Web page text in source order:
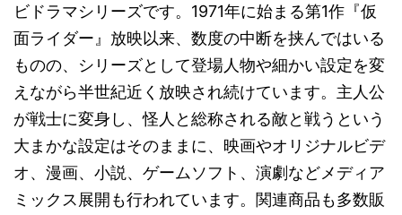
ビドラマシリーズです。1971年に始まる第1作『仮
面ライダー』放映以来、数度の中断を挟んではいる
ものの、シリーズとして登場人物や細かい設定を変
えながら半世紀近く放映され続けています。主人公
が戦士に変身し、怪人と総称される敵と戦うという
大まかな設定はそのままに、映画やオリジナルビデ
オ、漫画、小説、ゲームソフト、演劇などメディア
ミックス展開も行われています。関連商品も多数販